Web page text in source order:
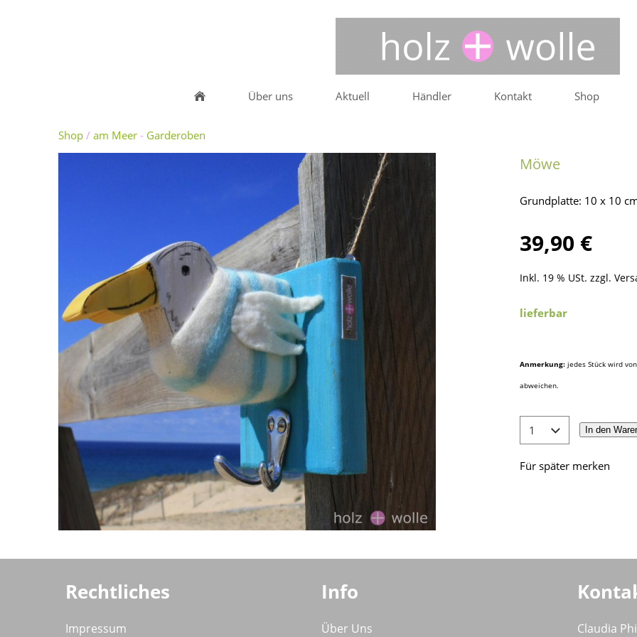
Über uns Aktuell Händler Kontakt Shop
Shop / am Meer - Garderoben
Möwe
Grundplatte: 10 x 10
39,90 €
Inkl. 19 % USt. zzgl.
lieferbar
Anmerkung: jedes Stück wird
abweichen.
In den
Für später merken
Rechtliches
Impressum
Info
Über Uns Claudia